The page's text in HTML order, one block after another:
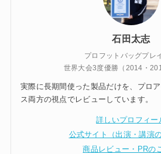
石田太志
プロフットバッグプレ
世界大会3度優勝（2014・
実際に長期間使った製品だけを、プロ
ス両方の視点でレビューしています。
詳しいプロフィー
公式サイト（出演・講演
商品レビュー・PRの